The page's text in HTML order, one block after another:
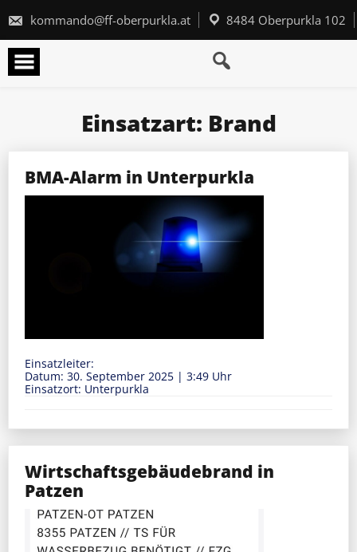
to
content
kommando@ff-oberpurkla.at 8484 Oberpurkla 102
Einsatzart: Brand
BMA-Alarm in Unterpurkla
Einsatzleiter:
Datum: 30. September 2025 | 3:49 Uhr
Einsatzort: Unterpurkla
Wirtschaftsgebäudebrand in
Patzen